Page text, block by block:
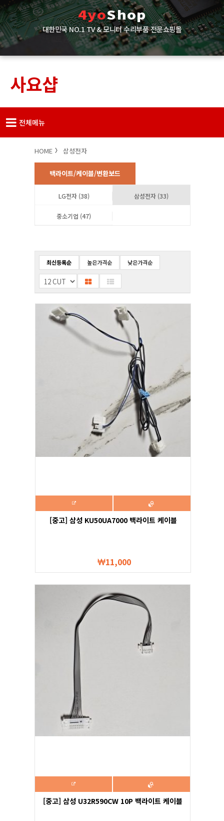
4yoShop
대한민국 NO.1 TV & 모니터 수리부품 전문쇼핑몰
고객님의 수리 성공을 기원합니다!
사요샵
전체메뉴
HOME 삼성전자
백라이트/케이블/변환보드
LG전자 (38) 삼성전자 (33)
중소기업 (47)
최신등록순 높은가격순 낮은가격순
[중고] 삼성 KU50UA7000 백라이트 케이블
11,000
[중고] 삼성 U32R590CW 10P 백라이트 케이블